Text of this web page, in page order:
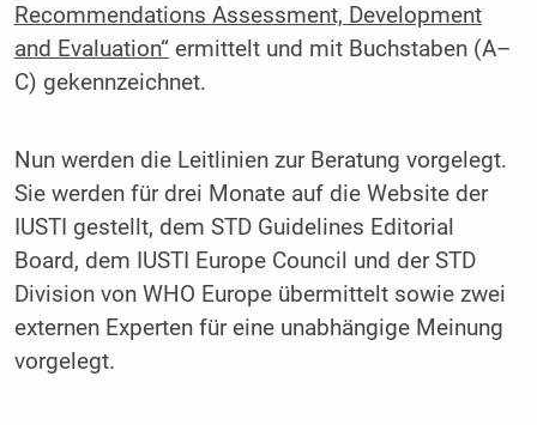
Recommendations Assessment, Development
and Evaluation“ermittelt und mit Buchstaben (A–
C) gekennzeichnet.
Nun werden die Leitlinien zur Beratung vorgelegt.
Sie werden für drei Monate auf die Website der
IUSTI gestellt, dem STD Guidelines Editorial
Board, dem IUSTI Europe Council und der STD
Division von WHO Europe übermittelt sowie zwei
externen Experten für eine unabhängige Meinung
vorgelegt.